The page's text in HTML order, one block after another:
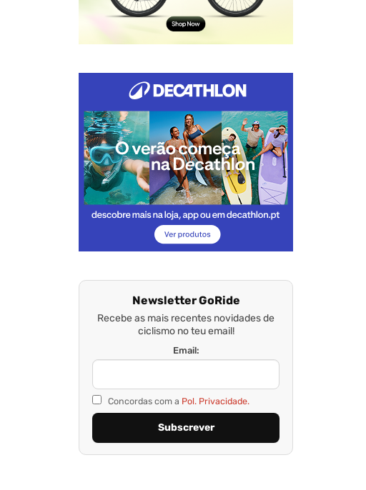
Newsletter GoRide
Recebe as mais recentes novidades de
ciclismo no teu email!
Email:
Concordas com a Pol. Privacidade.